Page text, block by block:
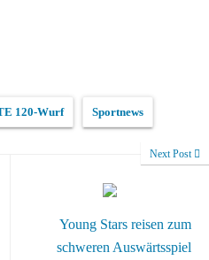
120-Wurf Sportnews
Next Post
Young Stars reisen zum
schweren Auswärtsspiel